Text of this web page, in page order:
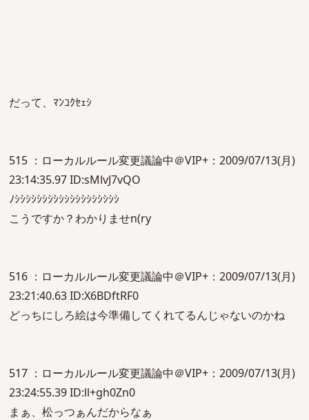
だって、ﾏﾝｺｸｾｪｼ
515 ：ローカルルール変更議論中＠VIP+：2009/07/13(月)
23:14:35.97 ID:sMlvJ7vQO
ﾉｼｼｼｼｼｼｼｼｼｼｼｼｼｼｼｼｼｼｼ
こうですか？わかりませn(ry
516 ：ローカルルール変更議論中＠VIP+：2009/07/13(月)
23:21:40.63 ID:X6BDftRF0
どっちにしろ絵は今準備してくれてるんじゃないのかね
517 ：ローカルルール変更議論中＠VIP+：2009/07/13(月)
23:24:55.39 ID:ll+gh0Zn0
まぁ、松っつぁんだからなぁ